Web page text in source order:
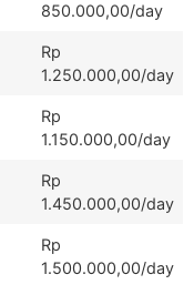
850.000,00/day
Rp
1.250.000,00/day
Rp
1.150.000,00/day
Rp
1.450.000,00/day
Rp
1.500.000,00/day